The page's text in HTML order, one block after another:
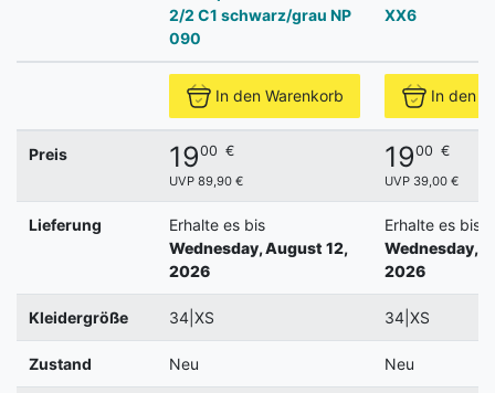
2/2 C1 schwarz/grau NP
090
XX6
In den Warenkorb In den
Preis 1900 €
UVP 89,90 €
1900 €
UVP 39,00 €
Lieferung
Erhalte es bis
Wednesday, August 12,
2026
Erhalte es bis
Wednesday,
2026
Kleidergröße 34|XS 34|XS
Zustand Neu Neu